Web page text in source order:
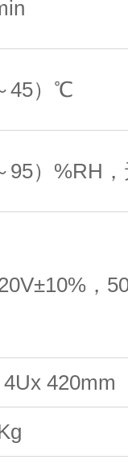
45）℃
95）%RH
±10%，
4Ux 420mm